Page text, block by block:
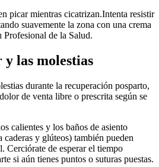
picar mientras cicatrizan.Intenta resistir
suavemente la zona con una crema
de la Salud.
las molestias
durante la recuperación posparto,
de venta libre o prescrita según se
calientes y los baños de asiento
y glúteos) también pueden
Cerciórate de esperar el tiempo
si aún tienes puntos o suturas puestas.